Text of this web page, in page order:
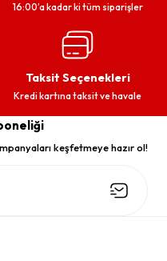
16:00’a kadar ki tüm siparişler
Taksit Seçenekleri
Kredi kartına taksit ve havale
keşfetmeye hazır ol!